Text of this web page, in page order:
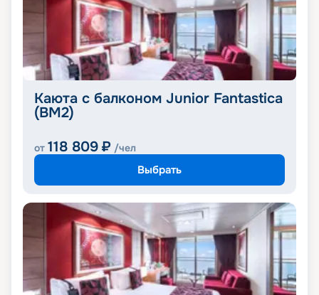
Каюта с балконом Junior Fantastica
(BM2)
от 118 809 ₽ /чел
Выбрать